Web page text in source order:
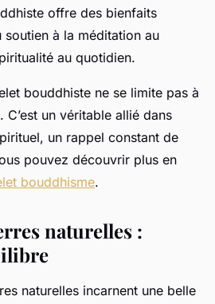
offre des bienfaits
à la méditation au
au quotidien.
bouddhiste ne se limite pas à
C’est un véritable allié dans
un rappel constant de
pouvez découvrir plus en
bouddhisme.
naturelles :
naturelles incarnent une belle